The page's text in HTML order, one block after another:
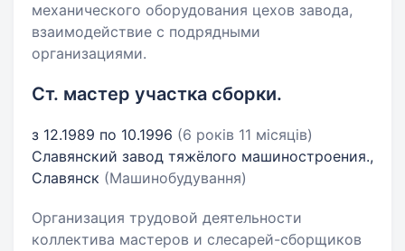
механического оборудования цехов завода,
взаимодействие с подрядными
организациями.
Ст. мастер участка сборки.
з 12.1989 по 10.1996 (6 років 11 місяців)
Славянский завод тяжёлого машиностроения.,
Славянск (Машинобудування)
Организация трудовой деятельности
коллектива мастеров и слесарей-сборщиков